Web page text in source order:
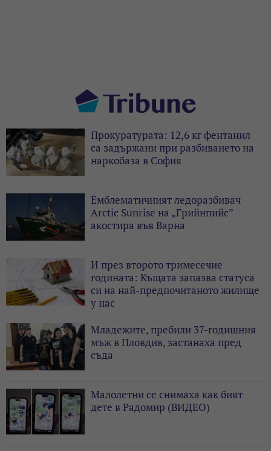
Прокуратурата: 12,6 кг фентанил
са задържани при разбиването на
наркобаза в София
Емблематичният ледоразбивач
Arctic Sunrise на „Грийнпийс”
акостира във Варна
И през второто тримесечие
годината: Къщата запазва статуса
си на най-предпочитаното жилище
у нас
Младежите, пребили 37-годишния
мъж в Пловдив, застанаха пред
съда
Малолетни се снимаха как бият
дете в Радомир (ВИДЕО)